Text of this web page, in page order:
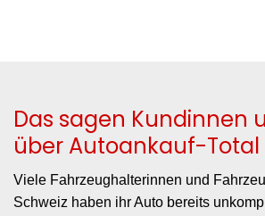
Das sagen Kundinnen
über Autoankauf-Total
Viele Fahrzeughalterinnen und
Schweiz haben ihr Auto bereits